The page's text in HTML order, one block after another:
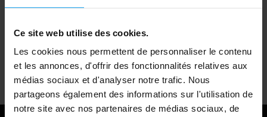
Ce site web utilise des cookies.
Les cookies nous permettent de personnaliser le contenu
et les annonces, d'offrir des fonctionnalités relatives aux
médias sociaux et d'analyser notre trafic. Nous
partageons également des informations sur l'utilisation de
notre site avec nos partenaires de médias sociaux, de
Support client professionnel